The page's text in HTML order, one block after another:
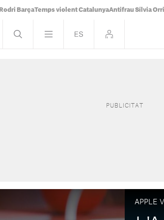
Rodri BarçaTemps violent CatalunyaAntifrau Sílvia
APPLE